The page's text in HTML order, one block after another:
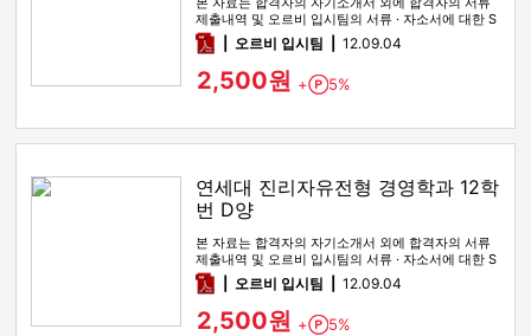
제출내역 및 오르비 입시팀의 서류 · 자소서에 대한 S
WOT 분석이 포함돼 …
pdf오르비 입시팀 12.09.04
2,500원 + Point
5%
연세대 진리자유전형 경영학과 12학
번 D양
본 자료는 합격자의 자기소개서 외에 합격자의 서류
제출내역 및 오르비 입시팀의 서류 · 자소서에 대한 S
WOT 분석이 포함돼 …
pdf오르비 입시팀 12.09.04
2,500원 + Point
5%